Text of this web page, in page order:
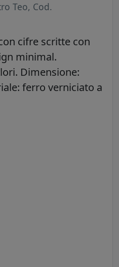
Teo, Cod.
cifre scritte con
minimal.
Dimensione:
ferro verniciato a